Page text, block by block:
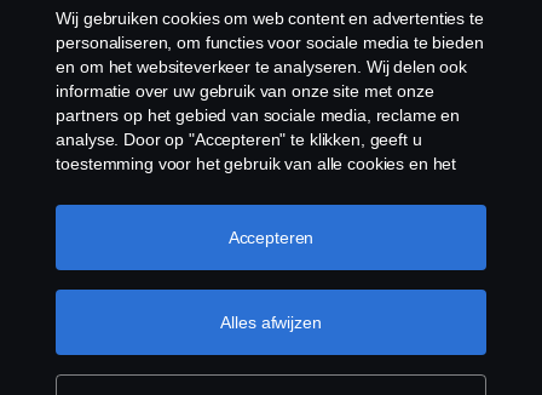
Cookiebeleid
Cookies
Voorbehouden. Scania Nederland B.V. Postbus
9598 4801 LN, Spinveld 57, 4815 HV Breda / T +31
(0)76-5254 000 KvK-nummer: 27136821
Wij gebruiken cookies om web content en advertenties te
personaliseren, om functies voor sociale media te bieden
en om het websiteverkeer te analyseren. Wij delen ook
informatie over uw gebruik van onze site met onze
partners op het gebied van sociale media, reclame en
analyse. Door op "Accepteren" te klikken, geeft u
toestemming voor het gebruik van alle cookies en het
door op "Cookie Instellingen" te klikken en de
categorieën te selecteren die u wilt accepteren. Voor een
Meer informatie over uw privacy
Alles afwijzen
Accepteren